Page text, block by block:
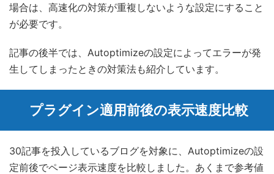
場合は、高速化の対策が重複しないような設定にすること
が必要です。
記事の後半では、Autoptimizeの設定によってエラーが発
生してしまったときの対策法も紹介しています。
プラグイン適用前後の表示速度比較
30記事を投入しているブログを対象に、Autoptimizeの設
定前後でページ表示速度を比較しました。あくまで参考値